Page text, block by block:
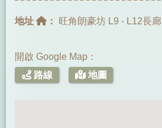
地址 ： 旺角朗豪坊 L9 - L12長廊
開啟 Google Map：
路線
地圖